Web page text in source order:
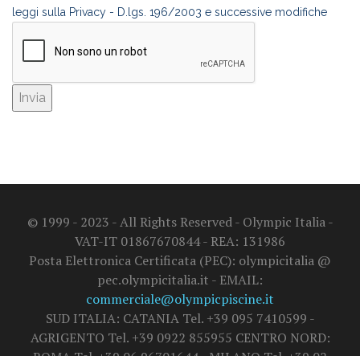
leggi sulla Privacy - D.lgs. 196/2003 e successive modifiche
© 1999 - 2023 - All Rights Reserved - Olympic Italia -
VAT-IT 01867670844 - REA: 131986
Posta Elettronica Certificata (PEC): olympicitalia @
pec.olympicitalia.it - EMAIL:
commerciale@olympicpiscine.it
SUD ITALIA: CATANIA Tel. +39 095 7410599 -
AGRIGENTO Tel. +39 0922 855955 CENTRO NORD: